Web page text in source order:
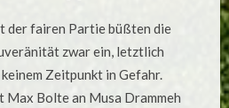
der fairen Partie büßten die
zwar ein, letztlich
Zeitpunkt in Gefahr.
Max Bolte an Musa Drammeh